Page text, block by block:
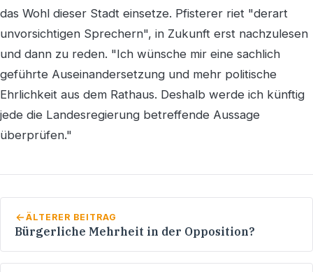
das Wohl dieser Stadt einsetze. Pfisterer riet "derart
unvorsichtigen Sprechern", in Zukunft erst nachzulesen
und dann zu reden. "Ich wünsche mir eine sachlich
geführte Auseinandersetzung und mehr politische
Ehrlichkeit aus dem Rathaus. Deshalb werde ich künftig
jede die Landesregierung betreffende Aussage
überprüfen."
ÄLTERER BEITRAG
Bürgerliche Mehrheit in der Opposition?